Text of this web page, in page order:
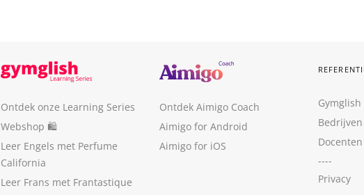
Ontdek onze Learning Series
Webshop 🛍
Leer Engels met Perfume
California
Leer Frans met Frantastique
Ontdek Aimigo Coach
Aimigo for Android
Aimigo for iOS
Bedrijven
----
Privacy